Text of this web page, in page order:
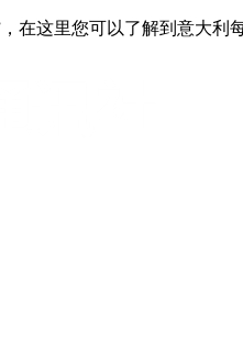
在这里您可以了解到意大利